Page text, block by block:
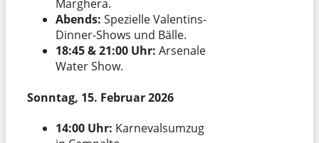
Marghera.
Abends: Spezielle Valentins-
Dinner-Shows und Bälle.
18:45 & 21:00 Uhr: Arsenale
Water Show.
Sonntag, 15. Februar 2026
14:00 Uhr: Karnevalsumzug